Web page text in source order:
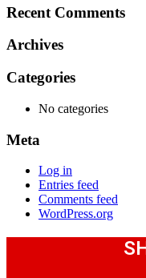
Recent Comments
Archives
Categories
No categories
Meta
Log in
Entries feed
Comments feed
WordPress.org